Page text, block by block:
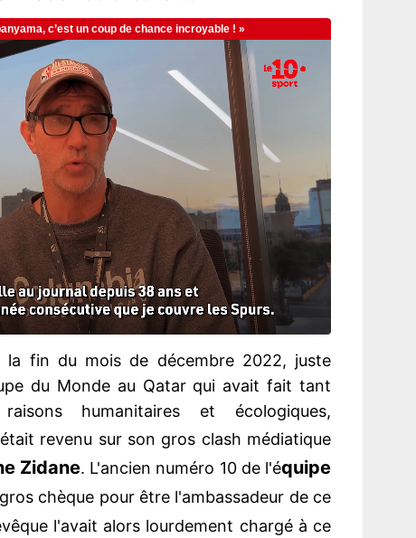
fin du mois de décembre 2022, juste
du Monde au Qatar qui avait fait tant
humanitaires et écologiques,
était revenu sur son gros clash médiatique
Zidane. L'ancien numéro 10 de l'équipe
chèque pour être l'ambassadeur de ce
l'avait alors lourdement chargé à ce